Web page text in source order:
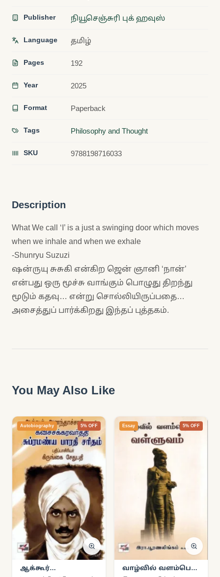
Publisher நியூசெஞ்சுரி புக் ஹவுஸ்
Language தமிழ்
Pages 192
Year 2025
Format Paperback
Tags Philosophy and Thought
SKU 9788198716033
Description
What We call ‘I’ is a just a swinging door which moves
when we inhale and when we exhale
-Shunryu Suzuzi
ஷன்ருயு சுசுகி என்கிற ஜென் ஞானி ‘நான்’
என்பது ஒரு மூச்சு வாங்கும் பொழுது திறந்து
மூடும் கதவு… என்று சொல்லியிருப்பதை…
அசைத்துப் பார்க்கிறது இந்தப் புத்தகம்.
You May Also Like
Autobiography 5% OFF
ஆக்கூர்
Essay 5% OFF
வாழ்வில் வளம்பெற